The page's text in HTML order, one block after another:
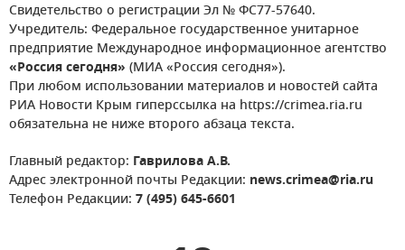
Свидетельство о регистрации Эл № ФС77-57640.
Учредитель: Федеральное государственное унитарное
предприятие Международное информационное агентство
«Россия сегодня» (МИА «Россия сегодня»).
При любом использовании материалов и новостей сайта
РИА Новости Крым гиперссылка на https://crimea.ria.ru
обязательна не ниже второго абзаца текста.
Главный редактор: Гаврилова А.В.
Адрес электронной почты Редакции: news.crimea@ria.ru
Телефон Редакции: 7 (495) 645-6601